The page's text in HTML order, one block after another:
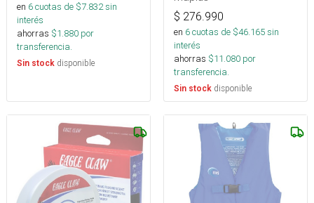
en 6cuotas de $7.832sin
interés
ahorras $1.880 por
transferencia.
Sin stock disponible
$ 276.990
en 6cuotas de $46.165sin
interés
ahorras $11.080 por
transferencia.
Sin stock disponible